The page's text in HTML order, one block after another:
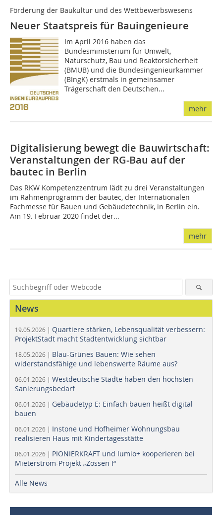
Förderung der Baukultur und des Wettbewerbswesens
Neuer Staatspreis für Bauingenieure
Im April 2016 haben das
Bundesministerium für Umwelt,
Naturschutz, Bau und Reaktorsicherheit
(BMUB) und die Bundesingenieurkammer
(BIngK) erstmals in gemeinsamer
Trägerschaft den Deutschen...
mehr
Digitalisierung bewegt die Bauwirtschaft:
Veranstaltungen der RG-Bau auf der
bautec in Berlin
Das RKW Kompetenzzentrum lädt zu drei Veranstaltungen
im Rahmenprogramm der bautec, der Internationalen
Fachmesse für Bauen und Gebäudetechnik, in Berlin ein.
Am 19. Februar 2020 findet der...
mehr
News
19.05.2026 | Quartiere stärken, Lebensqualität verbessern:
ProjektStadt macht Stadtentwicklung sichtbar
18.05.2026 | Blau-Grünes Bauen: Wie sehen
widerstandsfähige und lebenswerte Räume aus?
06.01.2026 | Westdeutsche Städte haben den höchsten
Sanierungsbedarf
06.01.2026 | Gebäudetyp E: Einfach bauen heißt digital
bauen
06.01.2026 | Instone und Hofheimer Wohnungsbau
realisieren Haus mit Kindertagesstätte
06.01.2026 | PIONIERKRAFT und lumio+ kooperieren bei
Mieterstrom-Projekt „Zossen I“
Alle News